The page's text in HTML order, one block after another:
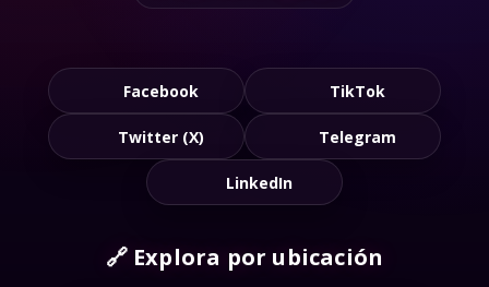
Facebook TikTok
Twitter (X) Telegram
LinkedIn
🔗 Explora por ubicación